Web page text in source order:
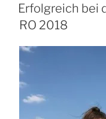
mit
Hündin
AM
Erfolgreich bei
RO 2018